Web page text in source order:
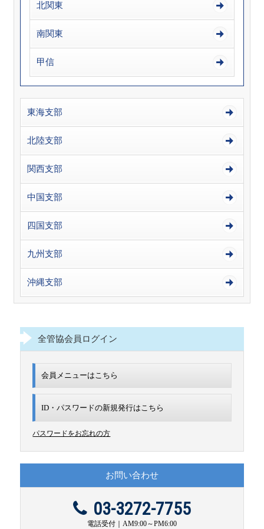
北関東
南関東
甲信
東海支部
北陸支部
関西支部
中国支部
四国支部
九州支部
沖縄支部
全管協会員ログイン
会員メニューはこちら
ID・パスワードの新規発行はこちら
パスワードをお忘れの方
お問い合わせ
03-3272-7755
電話受付｜AM9:00～PM6:00